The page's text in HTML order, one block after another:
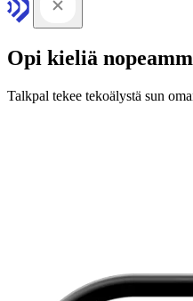
Opi kieliä
Talkpal tekee tekoälystä sun